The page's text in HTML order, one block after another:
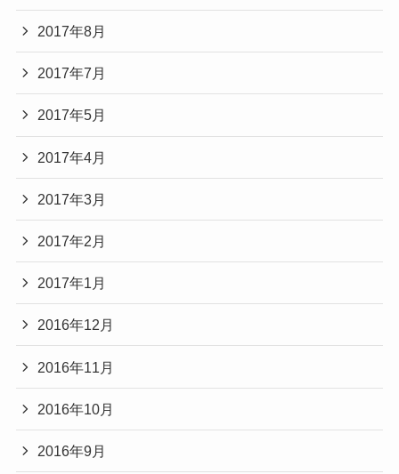
2017年8月
2017年7月
2017年5月
2017年4月
2017年3月
2017年2月
2017年1月
2016年12月
2016年11月
2016年10月
2016年9月